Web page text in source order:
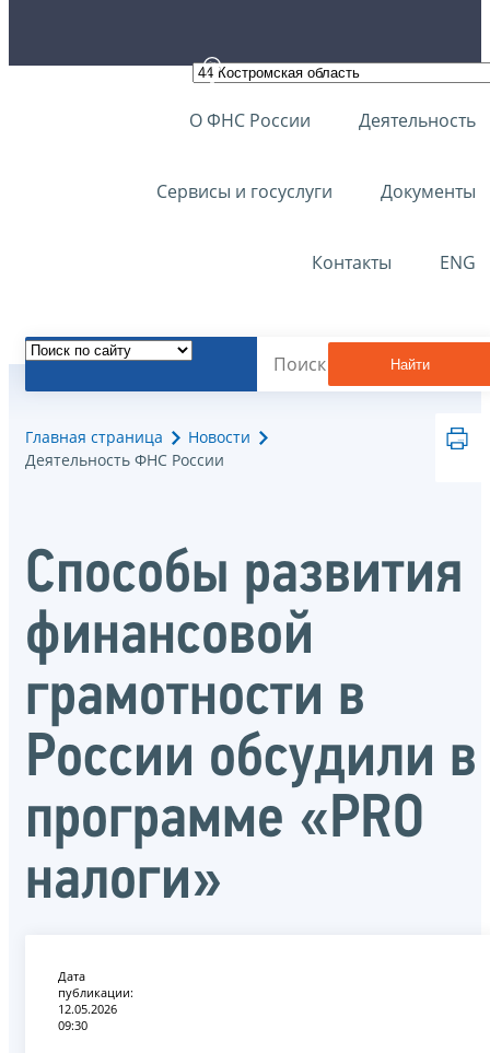
О ФНС России Деятельность
Сервисы и госуслуги Документы
Контакты ENG
Найти
Главная страница
Новости
Деятельность ФНС России
Способы развития
финансовой
грамотности в
России обсудили в
программе «PRO
налоги»
Дата
публикации:
12.05.2026
09:30